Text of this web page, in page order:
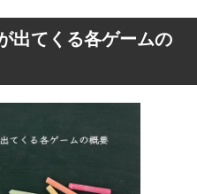
出てくる各ゲームの